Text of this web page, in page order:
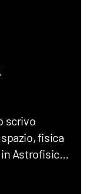
scrivo
fisica
Astrofisica,
Scienza